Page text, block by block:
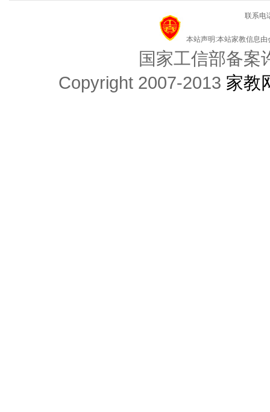
联系电
本站声明:本站家教信息
国家工信部备案
Copyright 2007-2013 家教